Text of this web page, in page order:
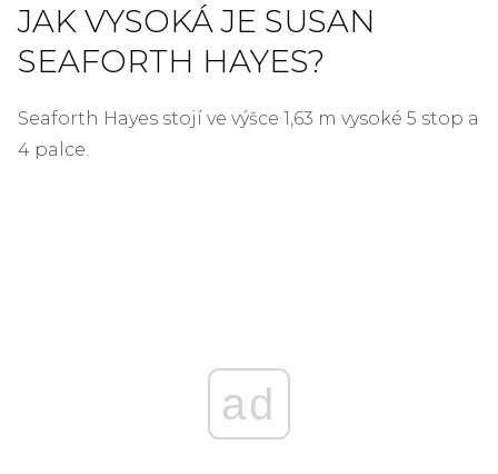
JAK VYSOKÁ JE SUSAN
SEAFORTH HAYES?
Seaforth Hayes stojí ve výšce 1,63 m vysoké 5 stop a
4 palce.
ad